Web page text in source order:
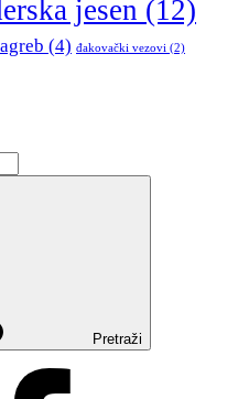
jesen (12)
(4) đakovački vezovi (2)
Pretraži